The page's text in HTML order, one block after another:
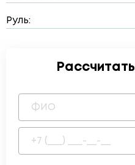
Руль:
Рассчитать